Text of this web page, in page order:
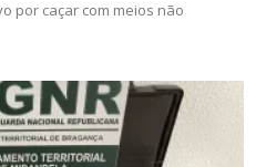
por caçar com meios não